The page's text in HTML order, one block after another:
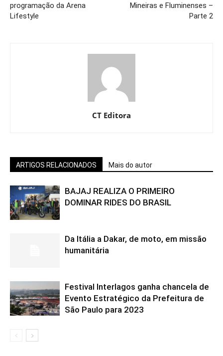
programação da Arena
Lifestyle
Mineiras e Fluminenses –
Parte 2
CT Editora
ARTIGOS RELACIONADOS Mais do autor
BAJAJ REALIZA O PRIMEIRO
DOMINAR RIDES DO BRASIL
Da Itália a Dakar, de moto, em missão
humanitária
Festival Interlagos ganha chancela de
Evento Estratégico da Prefeitura de
São Paulo para 2023